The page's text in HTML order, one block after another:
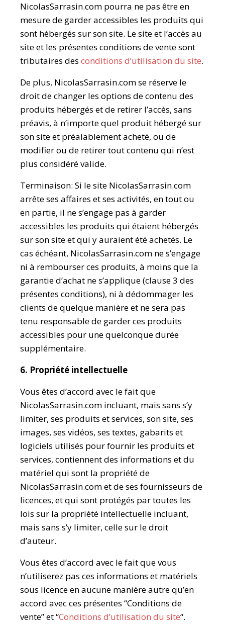
NicolasSarrasin.com pourra ne pas être en
mesure de garder accessibles les produits qui
sont hébergés sur son site. Le site et l’accès au
site et les présentes conditions de vente sont
tributaires des conditions d’utilisation du site.
De plus, NicolasSarrasin.com se réserve le
droit de changer les options de contenu des
produits hébergés et de retirer l’accès, sans
préavis, à n’importe quel produit hébergé sur
son site et préalablement acheté, ou de
modifier ou de retirer tout contenu qui n’est
plus considéré valide.
Terminaison: Si le site NicolasSarrasin.com
arrête ses affaires et ses activités, en tout ou
en partie, il ne s’engage pas à garder
accessibles les produits qui étaient hébergés
sur son site et qui y auraient été achetés. Le
cas échéant, NicolasSarrasin.com ne s’engage
ni à rembourser ces produits, à moins que la
garantie d’achat ne s’applique (clause 3 des
présentes conditions), ni à dédommager les
clients de quelque manière et ne sera pas
tenu responsable de garder ces produits
accessibles pour une quelconque durée
supplémentaire.
6. Propriété intellectuelle
Vous êtes d’accord avec le fait que
NicolasSarrasin.com incluant, mais sans s’y
limiter, ses produits et services, son site, ses
images, ses vidéos, ses textes, gabarits et
logiciels utilisés pour fournir les produits et
services, contiennent des informations et du
matériel qui sont la propriété de
NicolasSarrasin.com et de ses fournisseurs de
licences, et qui sont protégés par toutes les
lois sur la propriété intellectuelle incluant,
mais sans s’y limiter, celle sur le droit
d’auteur.
Vous êtes d’accord avec le fait que vous
n’utiliserez pas ces informations et matériels
sous licence en aucune manière autre qu’en
accord avec ces présentes “Conditions de
vente” et “Conditions d’utilisation du site“.